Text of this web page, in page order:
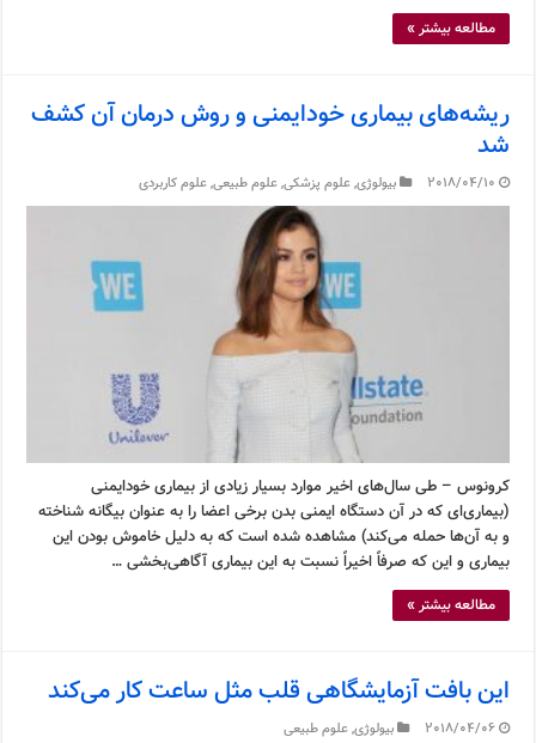
مطالعه بیشتر »
ریشه‌های بیماری خودایمنی و روش درمان آن کشف
شد
2018/04/10 بیولوژی,علوم پزشکی,علوم طبیعی,علوم کاربردی
کرونوس – طی سال‌های اخیر موارد بسیار زیادی از بیماری خودایمنی
(بیماری‌ای که در آن دستگاه ایمنی بدن برخی اعضا را به عنوان بیگانه شناخته
و به آن‌ها حمله می‌کند) مشاهده شده است که به دلیل خاموش بودن این
بیماری و این که صرفاً اخیراً نسبت به این بیماری آگاهی‌بخشی …
مطالعه بیشتر »
این بافت آزمایشگاهی قلب مثل ساعت کار می‌کند
2018/04/06 بیولوژی,علوم طبیعی